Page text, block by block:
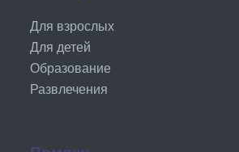
Для взрослых
Для детей
Образование
Развлечения